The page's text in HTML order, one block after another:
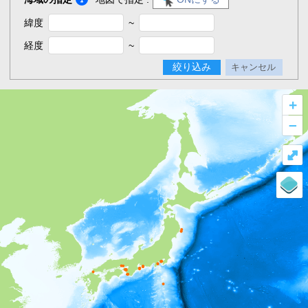
緯度 ~
経度
~
絞り込み
キャンセル
+
–
⤢